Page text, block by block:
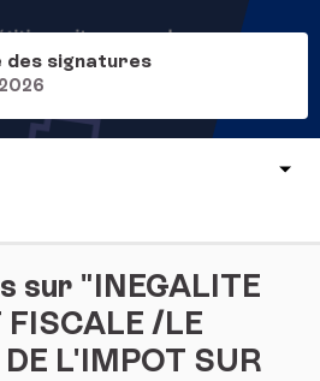
des signatures
sur "INEGALITE
FISCALE /LE
L'IMPOT SUR